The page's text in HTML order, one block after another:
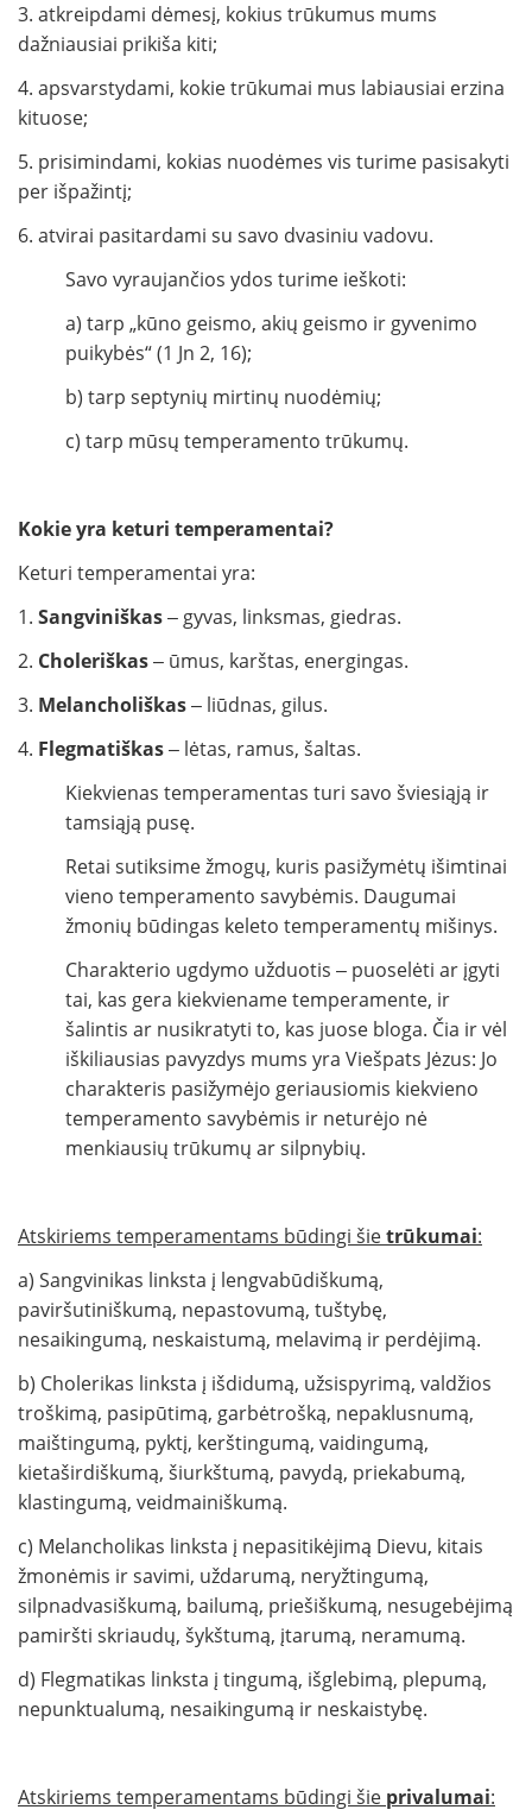
3. atkreipdami dėmesį, kokius trūkumus mums
dažniausiai prikiša kiti;
4. apsvarstydami, kokie trūkumai mus labiausiai erzina
kituose;
5. prisimindami, kokias nuodėmes vis turime pasisakyti
per išpažintį;
6. atvirai pasitardami su savo dvasiniu vadovu.
Savo vyraujančios ydos turime ieškoti:
a) tarp „kūno geismo, akių geismo ir gyvenimo
puikybės“ (1 Jn 2, 16);
b) tarp septynių mirtinų nuodėmių;
c) tarp mūsų temperamento trūkumų.
Kokie yra keturi temperamentai?
Keturi temperamentai yra:
1. Sangviniškas‒ gyvas, linksmas, giedras.
2. Choleriškas‒ ūmus, karštas, energingas.
3. Melancholiškas‒ liūdnas, gilus.
4. Flegmatiškas‒ lėtas, ramus, šaltas.
Kiekvienas temperamentas turi savo šviesiąją ir
tamsiąją pusę.
Retai sutiksime žmogų, kuris pasižymėtų išimtinai
vieno temperamento savybėmis. Daugumai
žmonių būdingas keleto temperamentų mišinys.
Charakterio ugdymo užduotis ‒ puoselėti ar įgyti
tai, kas gera kiekviename temperamente, ir
šalintis ar nusikratyti to, kas juose bloga. Čia ir vėl
iškiliausias pavyzdys mums yra Viešpats Jėzus: Jo
charakteris pasižymėjo geriausiomis kiekvieno
temperamento savybėmis ir neturėjo nė
menkiausių trūkumų ar silpnybių.
Atskiriems temperamentams būdingi šietrūkumai:
a) Sangvinikas linksta į lengvabūdiškumą,
paviršutiniškumą, nepastovumą, tuštybę,
nesaikingumą, neskaistumą, melavimą ir perdėjimą.
b) Cholerikas linksta į išdidumą, užsispyrimą, valdžios
troškimą, pasipūtimą, garbėtrošką, nepaklusnumą,
maištingumą, pyktį, kerštingumą, vaidingumą,
kietaširdiškumą, šiurkštumą, pavydą, priekabumą,
klastingumą, veidmainiškumą.
c) Melancholikas linksta į nepasitikėjimą Dievu, kitais
žmonėmis ir savimi, uždarumą, neryžtingumą,
silpnadvasiškumą, bailumą, priešiškumą, nesugebėjimą
pamiršti skriaudų, šykštumą, įtarumą, neramumą.
d) Flegmatikas linksta į tingumą, išglebimą, plepumą,
nepunktualumą, nesaikingumą ir neskaistybę.
Atskiriems temperamentams būdingi šie privalumai: